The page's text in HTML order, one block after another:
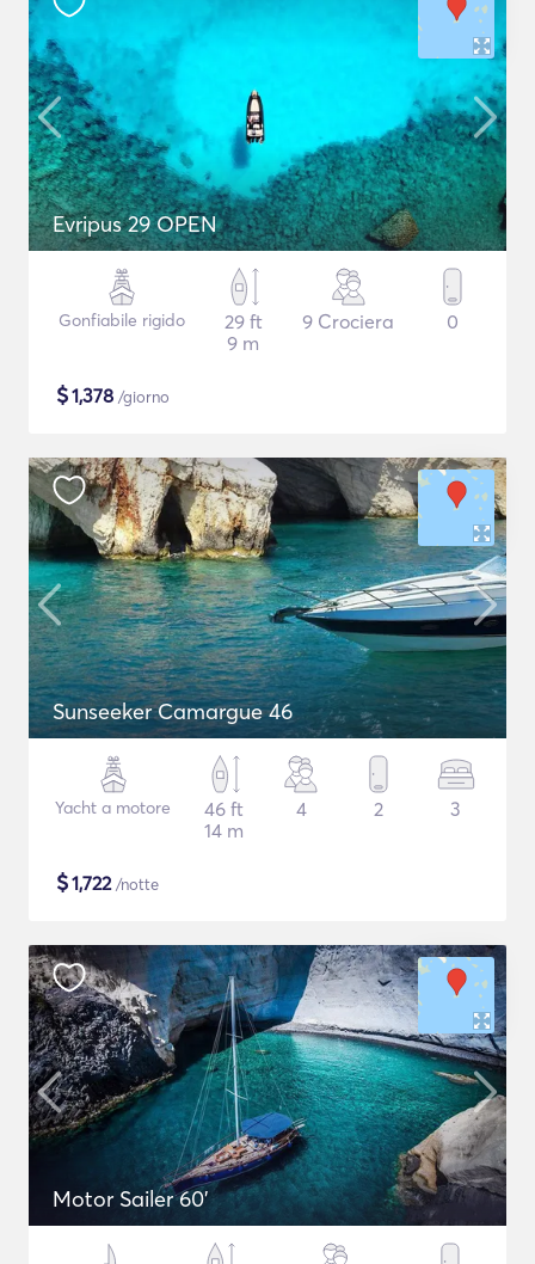
Evripus 29 OPEN
Gonfiabile rigido
29 ft
9 m
9 Crociera 0
$1,378 /giorno
Sunseeker Camargue 46
Yacht a motore
46 ft
14 m
4 2 3
$1,722/notte
Motor Sailer 60'